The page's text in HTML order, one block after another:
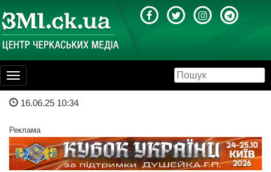
Toggle
navigation
16.06.25 10:34
Реклама